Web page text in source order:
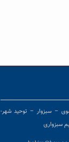
– سبزوار – توحید شهر-
سبزواری